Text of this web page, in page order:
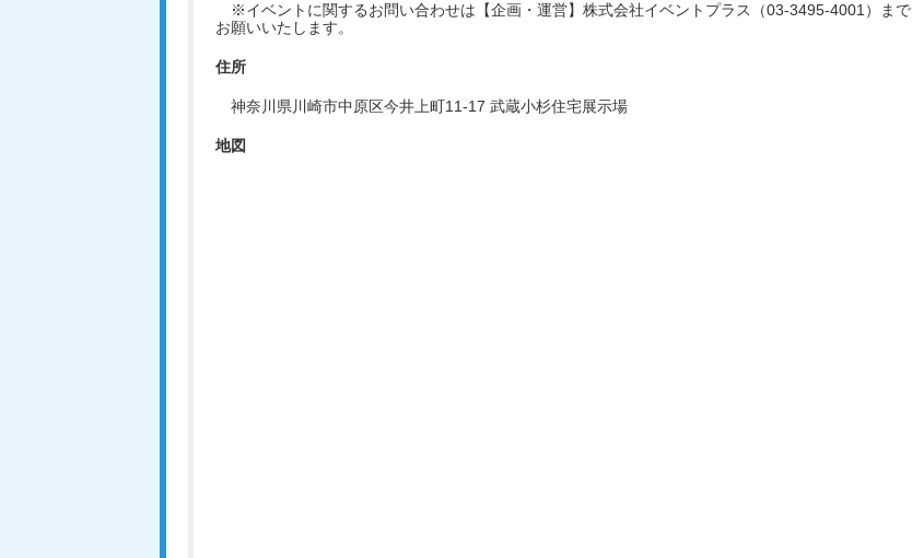
※イベントに関するお問い合わせは【企画・運営】株式会社イベントプラス（03-3495-4001）まで
お願いいたします。
住所
神奈川県川崎市中原区今井上町11-17 武蔵小杉住宅展示場
地図